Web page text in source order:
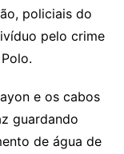
policiais do
pelo crime
e os cabos
guardando
de água de